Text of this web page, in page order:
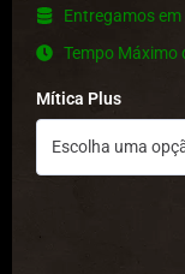
⁠Entregamos
⁠Tempo Máximo
Mítica Plus